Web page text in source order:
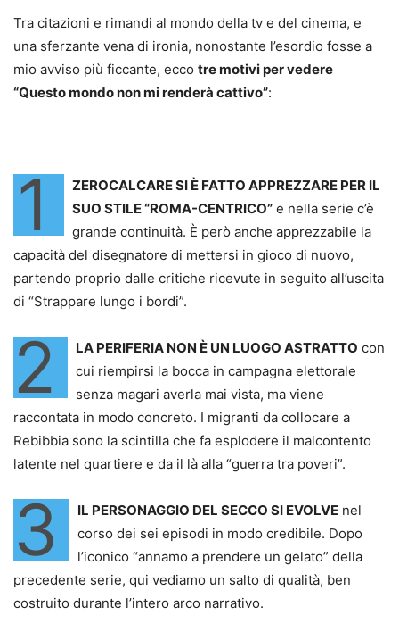
Tra citazioni e rimandi al mondo della tv e del cinema, e
una sferzante vena di ironia, nonostante l’esordio fosse a
mio avviso più ficcante, ecco tre motivi per vedere
“Questo mondo non mi renderà cattivo”:
1
ZEROCALCARE SI È FATTO APPREZZARE PER IL
SUO STILE “ROMA-CENTRICO” e nella serie c’è
grande continuità. È però anche apprezzabile la
capacità del disegnatore di mettersi in gioco di nuovo,
partendo proprio dalle critiche ricevute in seguito all’uscita
di “Strappare lungo i bordi”.
2 LA PERIFERIA NON È UN LUOGO ASTRATTO con
cui riempirsi la bocca in campagna elettorale
senza magari averla mai vista, ma viene
raccontata in modo concreto. I migranti da collocare a
Rebibbia sono la scintilla che fa esplodere il malcontento
latente nel quartiere e da il là alla “guerra tra poveri”.
3 IL PERSONAGGIO DEL SECCO SI EVOLVE nel
corso dei sei episodi in modo credibile. Dopo
l’iconico “annamo a prendere un gelato” della
precedente serie, qui vediamo un salto di qualità, ben
costruito durante l’intero arco narrativo.